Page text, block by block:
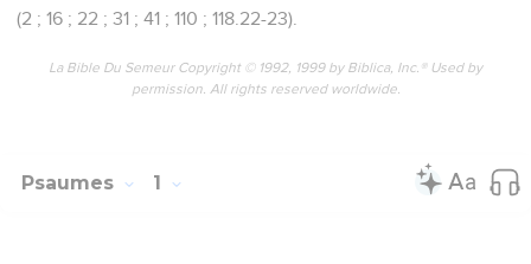
(2 ; 16 ; 22 ; 31 ; 41 ; 110 ; 118.22-23).
La Bible Du Semeur Copyright © 1992, 1999 by Biblica, Inc.® Used by
permission. All rights reserved worldwide.
Psaumes 1